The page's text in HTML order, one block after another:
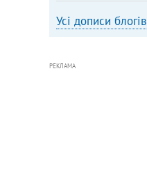
Усі дописи блогів
РЕКЛАМА